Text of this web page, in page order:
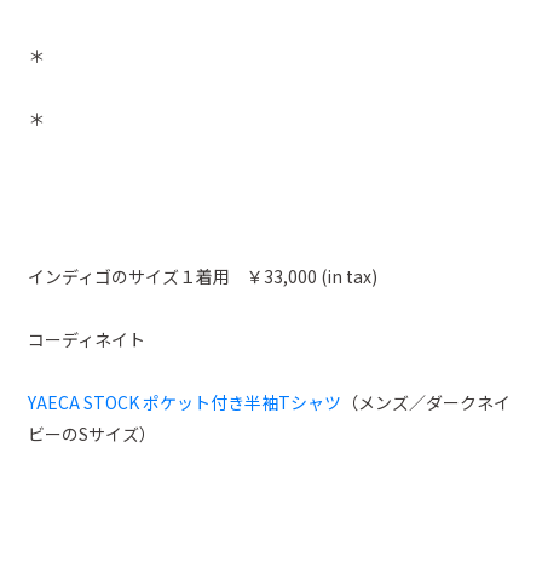
＊
＊
インディゴのサイズ１着用 ￥33,000 (in tax)
コーディネイト
YAECA STOCK ポケット付き半袖Tシャツ （メンズ／ダークネイ
ビーのSサイズ）